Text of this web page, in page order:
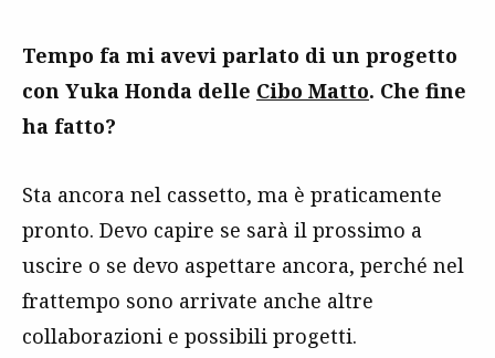
Tempo fa mi avevi parlato di un progetto
con Yuka Honda delle Cibo Matto. Che fine
ha fatto?
Sta ancora nel cassetto, ma è praticamente
pronto. Devo capire se sarà il prossimo a
uscire o se devo aspettare ancora, perché nel
frattempo sono arrivate anche altre
collaborazioni e possibili progetti.